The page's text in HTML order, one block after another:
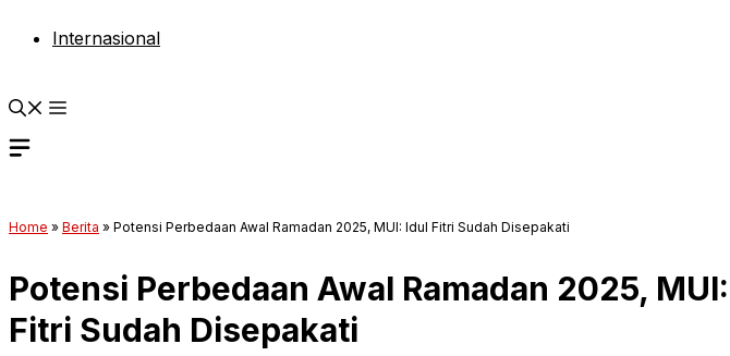
Internasional
Home » Berita » Potensi Perbedaan Awal Ramadan 2025, MUI: Idul Fitri Sudah Disepakati
Potensi Perbedaan Awal Ramadan 2025,
Fitri Sudah Disepakati